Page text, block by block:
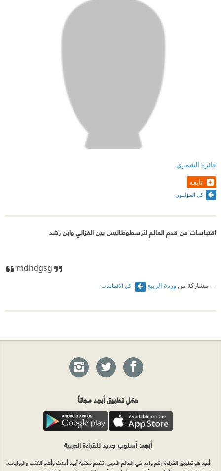
فائزة الشمري
تابعه
كل المؤلفون
اقتباسات من قدم العالم لأرسطوطاليس بين الغزالي وابن رشد
mdhdgsg
مشاركة من وردة الربيع كل الاقتباسات
حمّل تطبيق أبجد مجاناً
أبجد: أسلوب جديد للقراءة العربية
أبجد هو تطبيق القراءة رقم واحد في العالم العربي. تضم مكتبة أبجد أحدث وأهم الكتب والروايات،